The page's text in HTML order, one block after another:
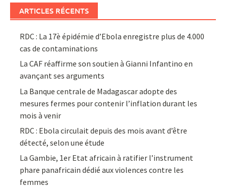
ARTICLES RÉCENTS
RDC : La 17è épidémie d’Ebola enregistre plus de 4.000
cas de contaminations
La CAF réaffirme son soutien à Gianni Infantino en
avançant ses arguments
La Banque centrale de Madagascar adopte des
mesures fermes pour contenir l’inflation durant les
mois à venir
RDC : Ebola circulait depuis des mois avant d’être
détecté, selon une étude
La Gambie, 1er Etat africain à ratifier l’instrument
phare panafricain dédié aux violences contre les
femmes